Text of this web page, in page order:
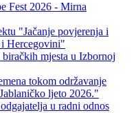
Fest 2026 - Mirna
"Jačanje povjerenja i
i Hercegovini"
mjesta u Izbornoj
tokom održavanje
ljeto 2026."
u radni odnos